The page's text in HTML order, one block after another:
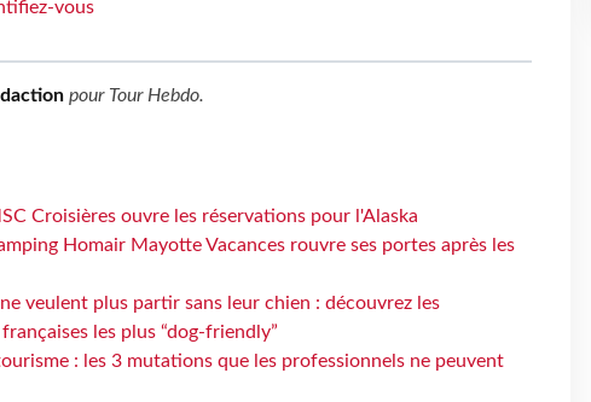
vous
pour Tour Hebdo.
Croisières ouvre les réservations pour l'Alaska
Homair Mayotte Vacances rouvre ses portes après les
ne veulent plus partir sans leur chien : découvrez les
les plus “dog-friendly”
: les 3 mutations que les professionnels ne peuvent